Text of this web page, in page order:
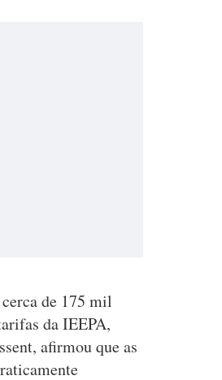
de 175 mil
da IEEPA,
afirmou que as